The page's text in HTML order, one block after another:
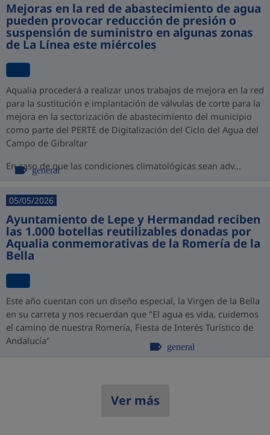
Mejoras en la red de abastecimiento de agua
pueden provocar reducción de presión o
suspensión de suministro en algunas zonas
de La Línea este miércoles
Aqualia procederá a realizar unos trabajos de mejora en la red
para la sustitución e implantación de válvulas de corte para la
mejora en la sectorización de abastecimiento del municipio
como parte del PERTE de Digitalización del Ciclo del Agua del
Campo de Gibraltar
En caso de que las condiciones climatológicas sean adv...
general
05/05/2026
Ayuntamiento de Lepe y Hermandad reciben
las 1.000 botellas reutilizables donadas por
Aqualia conmemorativas de la Romería de la
Bella
Este año cuentan con un diseño especial, la Virgen de la Bella
en su carreta y nos recuerdan que "El agua es vida, cuidemos
el camino de nuestra Romería, Fiesta de Interés Turístico de
Andalucía"
general
Ver más